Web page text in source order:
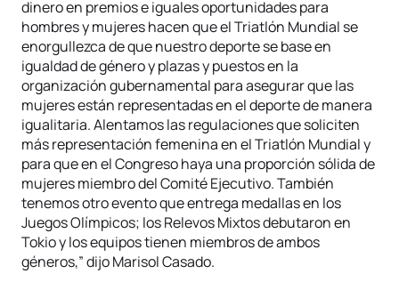
dinero en premios e iguales oportunidades para
hombres y mujeres hacen que el Triatlón Mundial se
enorgullezca de que nuestro deporte se base en
igualdad de género y plazas y puestos en la
organización gubernamental para asegurar que las
mujeres están representadas en el deporte de manera
igualitaria. Alentamos las regulaciones que soliciten
más representación femenina en el Triatlón Mundial y
para que en el Congreso haya una proporción sólida de
mujeres miembro del Comité Ejecutivo. También
tenemos otro evento que entrega medallas en los
Juegos Olímpicos; los Relevos Mixtos debutaron en
Tokio y los equipos tienen miembros de ambos
géneros,” dijo Marisol Casado.